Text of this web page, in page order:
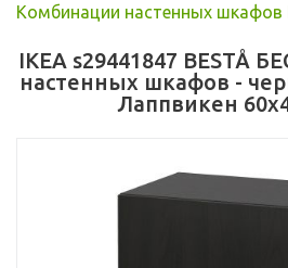
Комбинации настенных
IKEA s29441847 BESTÅ
настенных шкафов -
Лаппвикен